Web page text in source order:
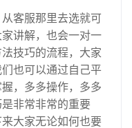
客服那里去选就可
讲解，也会一对一
技巧的流程，大家
也可以通过自己平
，多多操作，多多
非常非常的重要
大家无论如何也要